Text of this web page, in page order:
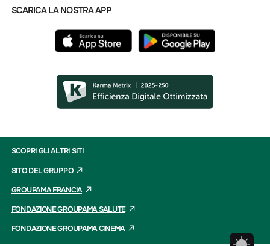
SCARICA LA NOSTRA APP
SCOPRI GLI ALTRI SITI
SITO DEL GRUPPO
GROUPAMA FRANCIA
FONDAZIONE GROUPAMA SALUTE
FONDAZIONE GROUPAMA CINEMA